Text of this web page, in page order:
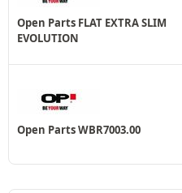
Open Parts FLAT EXTRA SLIM
EVOLUTION
Open Parts WBR7003.00